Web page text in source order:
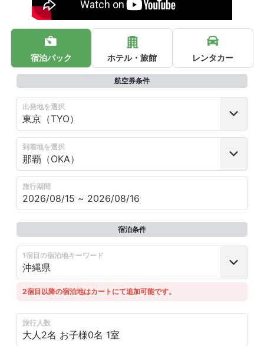
宿泊パック ホテル・旅館 レンタカー
航空券条件
出発地を選択
到着地を選択
旅行期間
宿泊条件
1宿目の宿泊地キーワード
2宿目以降の宿泊地はカートにて追加可能です。
旅行人数
大人2名 お子様0名 1室